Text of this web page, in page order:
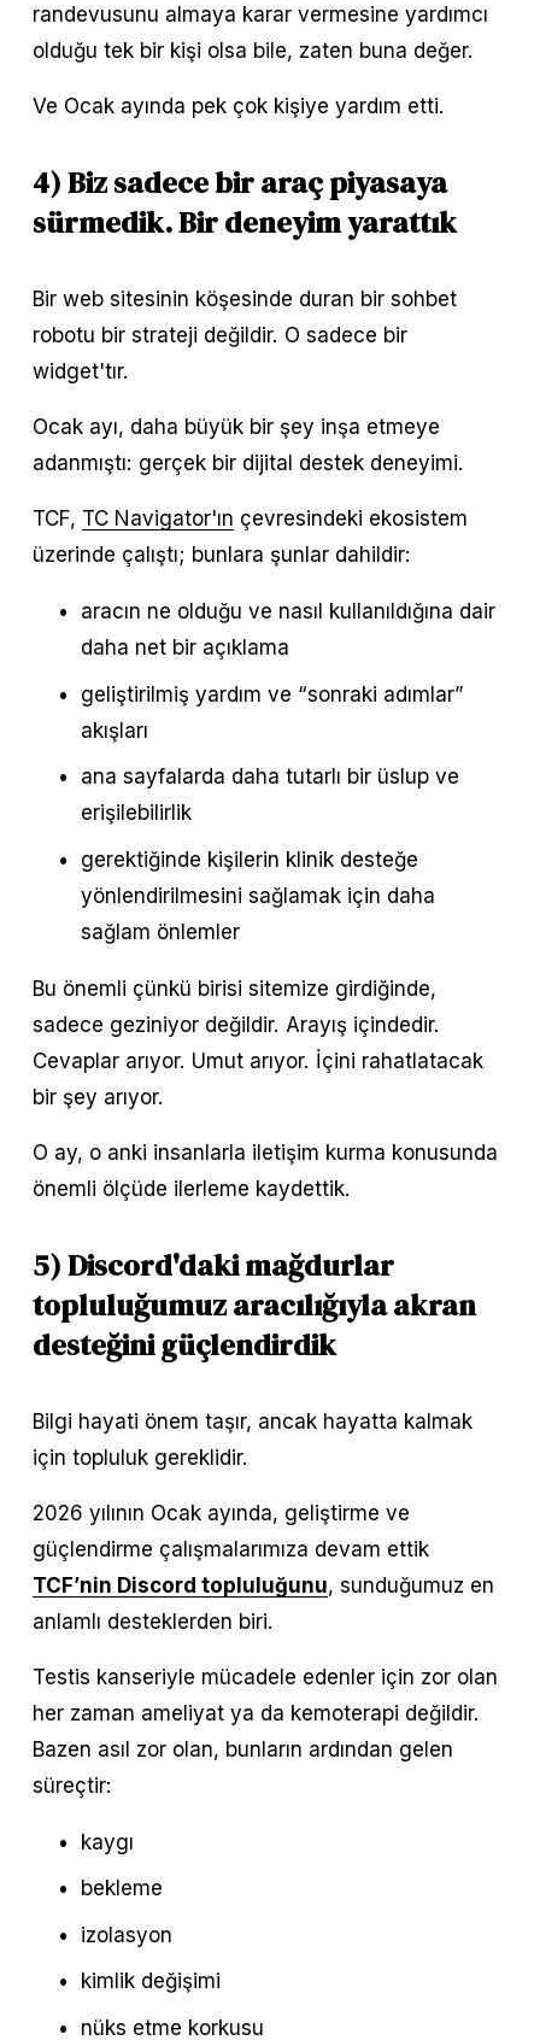
randevusunu almaya karar vermesine yardımcı
olduğu tek bir kişi olsa bile, zaten buna değer.
Ve Ocak ayında pek çok kişiye yardım etti.
4) Biz sadece bir araç piyasaya
sürmedik. Bir deneyim yarattık
Bir web sitesinin köşesinde duran bir sohbet
robotu bir strateji değildir. O sadece bir
widget'tır.
Ocak ayı, daha büyük bir şey inşa etmeye
adanmıştı: gerçek bir dijital destek deneyimi.
TCF, TC Navigator'ın çevresindeki ekosistem
üzerinde çalıştı; bunlara şunlar dahildir:
aracın ne olduğu ve nasıl kullanıldığına dair
daha net bir açıklama
geliştirilmiş yardım ve “sonraki adımlar”
akışları
ana sayfalarda daha tutarlı bir üslup ve
erişilebilirlik
gerektiğinde kişilerin klinik desteğe
yönlendirilmesini sağlamak için daha
sağlam önlemler
Bu önemli çünkü birisi sitemize girdiğinde,
sadece geziniyor değildir. Arayış içindedir.
Cevaplar arıyor. Umut arıyor. İçini rahatlatacak
bir şey arıyor.
O ay, o anki insanlarla iletişim kurma konusunda
önemli ölçüde ilerleme kaydettik.
5) Discord'daki mağdurlar
topluluğumuz aracılığıyla akran
desteğini güçlendirdik
Bilgi hayati önem taşır, ancak hayatta kalmak
için topluluk gereklidir.
2026 yılının Ocak ayında, geliştirme ve
güçlendirme çalışmalarımıza devam ettik
TCF’nin Discord topluluğunu, sunduğumuz en
anlamlı desteklerden biri.
Testis kanseriyle mücadele edenler için zor olan
her zaman ameliyat ya da kemoterapi değildir.
Bazen asıl zor olan, bunların ardından gelen
süreçtir:
kaygı
bekleme
izolasyon
kimlik değişimi
nüks etme korkusu